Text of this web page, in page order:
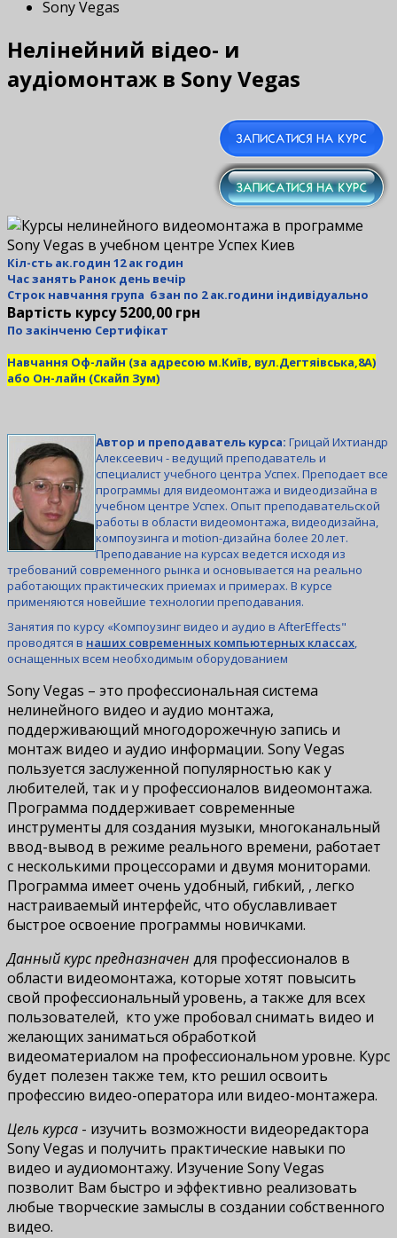
Sony Vegas
Нелінейний відео- и
аудіомонтаж в Sony Vegas
Кіл-сть ак.годин 12 ак годин
Час занять Ранок день вечір
Строк навчання група 6 зан по 2 ак.години індивідуально
Вартість курсу 5200,00 грн
По закінченю Сертифікат
Навчання Оф-лайн (за адресою м.Київ, вул.Дегтяівська,8А)
або Он-лайн (Скайп Зум)
Автор и преподаватель курса: Грицай Ихтиандр
Алексеевич - ведущий преподаватель и
специалист учебного центра Успех. Преподает все
программы для видеомонтажа и видеодизайна в
учебном центре Успех. Опыт преподавательской
работы в области видеомонтажа, видеодизайна,
компоузинга и motion-дизайна более 20 лет.
Преподавание на курсах ведется исходя из
требований современного рынка и основывается на реально
работающих практических приемах и примерах. В курсе
применяются новейшие технологии преподавания.
Занятия по курсу «Компоузинг видео и аудио в AfterEffects"
проводятся в наших современных компьютерных классах,
оснащенных всем необходимым оборудованием
Sony Vegas – это профессиональная система
нелинейного видео и аудио монтажа,
поддерживающий многодорожечную запись и
монтаж видео и аудио информации. Sony Vegas
пользуется заслуженной популярностью как у
любителей, так и у профессионалов видеомонтажа.
Программа поддерживает современные
инструменты для создания музыки, многоканальный
ввод-вывод в режиме реального времени, работает
с несколькими процессорами и двумя мониторами.
Программа имеет очень удобный, гибкий, , легко
настраиваемый интерфейс, что обуславливает
быстрое освоение программы новичками.
Данный курс предназначен для профессионалов в
области видеомонтажа, которые хотят повысить
свой профессиональный уровень, а также для всех
пользователей, кто уже пробовал снимать видео и
желающих заниматься обработкой
видеоматериалом на профессиональном уровне. Курс
будет полезен также тем, кто решил освоить
профессию видео-оператора или видео-монтажера.
Цель курса - изучить возможности видеоредактора
Sony Vegas и получить практические навыки по
видео и аудиомонтажу. Изучение Sony Vegas
позволит Вам быстро и эффективно реализовать
любые творческие замыслы в создании собственного
видео.